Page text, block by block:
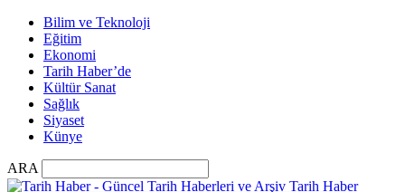
Bilim ve Teknoloji
Eğitim
Ekonomi
Tarih Haber’de
Kültür Sanat
Sağlık
Siyaset
Künye
ARA
Tarih Haber